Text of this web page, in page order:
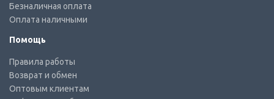
Безналичная оплата
Оплата наличными
Помощь
Правила работы
Возврат и обмен
Оптовым клиентам